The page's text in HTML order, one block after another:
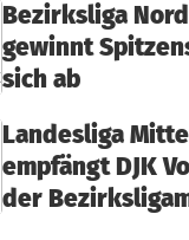
Bezirksliga
gewinnt
sich ab
Landesliga
empfängt DJK
der